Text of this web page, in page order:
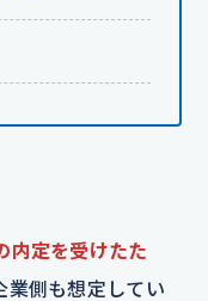
内定を受けたた
業側も想定してい